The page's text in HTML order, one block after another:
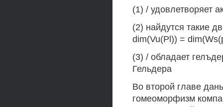
(1) / удовлетворяет
(2) найдутся такие
dim(Vu(Pl)) =
(3) / обладает
Гельдера
Во второй главе
гомеоморфизм